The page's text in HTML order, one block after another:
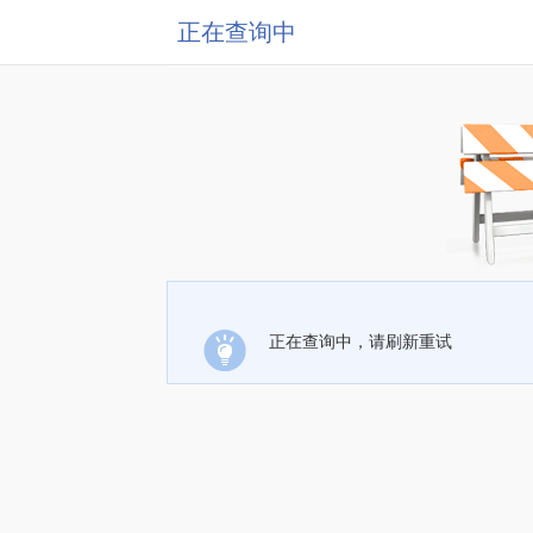
正在查询中
正在查询中，请刷新重试